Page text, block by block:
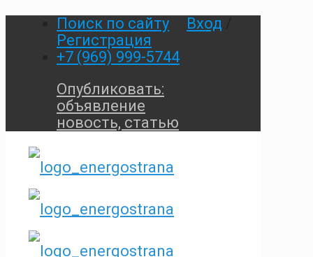
Поиск по сайту Вход
Регистрация
+7 (969) 999-5744
Опубликовать:
объявление
новость, статью